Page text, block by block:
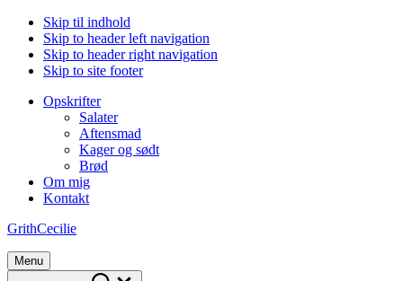
Skip til indhold
Skip to header left navigation
Skip to header right navigation
Skip to site footer
Opskrifter
Salater
Aftensmad
Kager og sødt
Brød
Om mig
Kontakt
GrithCecilie
Menu